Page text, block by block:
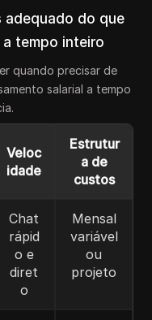
adequado do que
tempo inteiro
quando precisar de
salarial a tempo
Veloc
idade
Estrutur
a de
custos
Chat
rápid
o e
diret
o
Mensal
variável
ou
projeto